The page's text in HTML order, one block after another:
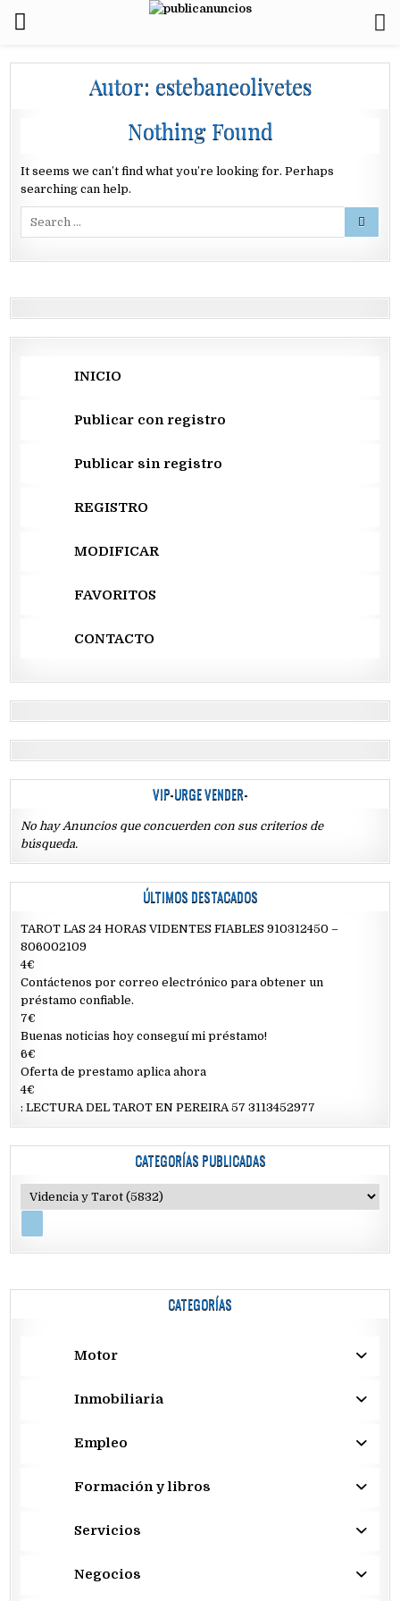
Autor: estebaneolivetes
Nothing Found
It seems we can’t find what you’re looking for. Perhaps
searching can help.
INICIO
Publicar con registro
Publicar sin registro
REGISTRO
MODIFICAR
FAVORITOS
CONTACTO
VIP-URGE VENDER-
No hay Anuncios que concuerden con sus criterios de
búsqueda.
ÚLTIMOS DESTACADOS
TAROT LAS 24 HORAS VIDENTES FIABLES 910312450 –
806002109
4€
Contáctenos por correo electrónico para obtener un
préstamo confiable.
7€
Buenas noticias hoy conseguí mi préstamo!
6€
Oferta de prestamo aplica ahora
4€
: LECTURA DEL TAROT EN PEREIRA 57 3113452977
CATEGORÍAS PUBLICADAS
CATEGORÍAS
Motor
Inmobiliaria
Empleo
Formación y libros
Servicios
Negocios